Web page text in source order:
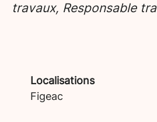
travaux, Responsable
Localisations
Figeac